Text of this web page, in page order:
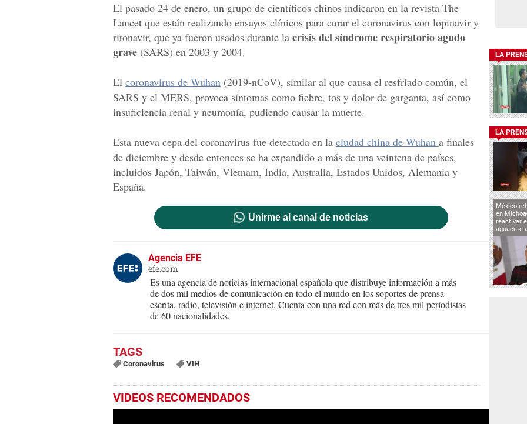
El pasado 24 de enero, un grupo de científicos chinos indicaron en la revista The
Lancet que están realizando ensayos clínicos para curar el coronavirus con lopinavir y
ritonavir, que ya fueron usados durante la crisis del síndrome respiratorio agudo
grave (SARS) en 2003 y 2004.
El coronavirus de Wuhan (2019-nCoV), similar al que causa el resfriado común, el
SARS y el MERS, provoca síntomas como fiebre, tos y dolor de garganta, así como
insuficiencia renal y neumonía, pudiendo causar la muerte.
Esta nueva cepa del coronavirus fue detectada en la ciudad china de Wuhan a finales
de diciembre y desde entonces se ha expandido a más de una veintena de países,
incluidos Japón, Taiwán, Vietnam, India, Australia, Estados Unidos, Alemania y
España.
Unirme al canal de noticias
Agencia EFE
efe.com
Es una agencia de noticias internacional española que distribuye información a más
de dos mil medios de comunicación en todo el mundo en los soportes de prensa
escrita, radio, televisión e internet. Cuenta con una red con más de tres mil periodistas
de 60 nacionalidades.
Coronavirus VIH
VIDEOS RECOMENDADOS
LA
LA
México
en
reactivar
aguacate